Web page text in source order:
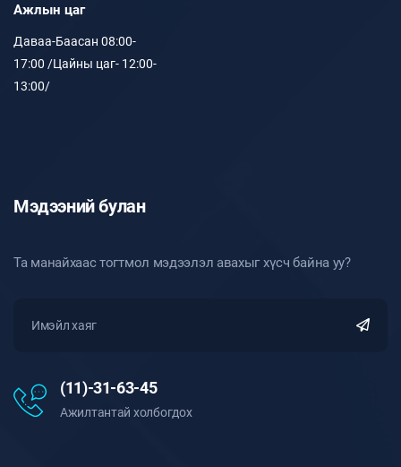
Ажлын цаг
Даваа-Баасан 08:00-
17:00 /Цайны цаг- 12:00-
13:00/
Мэдээний булан
Та манайхаас тогтмол мэдээлэл авахыг хүсч байна уу?
(11)-31-63-45
Ажилтантай холбогдох